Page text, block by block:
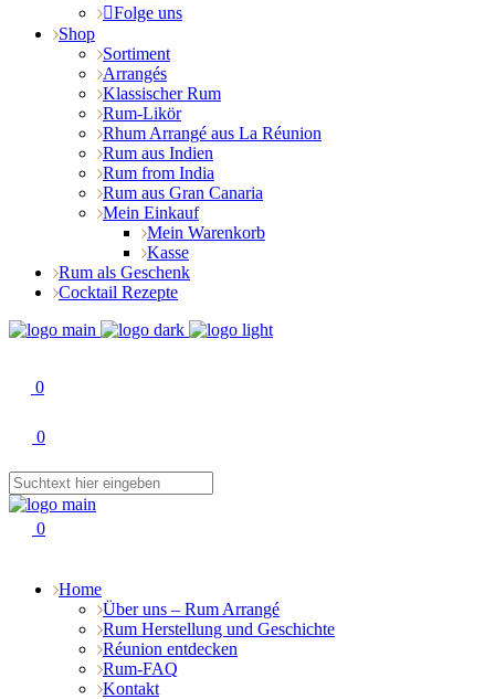
Folge uns
Shop
Sortiment
Arrangés
Klassischer Rum
Rum-Likör
Rhum Arrangé aus La Réunion
Rum aus Indien
Rum from India
Rum aus Gran Canaria
Mein Einkauf
Mein Warenkorb
Kasse
Rum als Geschenk
Cocktail Rezepte
0
0
0
Home
Über uns – Rum Arrangé
Rum Herstellung und Geschichte
Réunion entdecken
Rum-FAQ
Kontakt